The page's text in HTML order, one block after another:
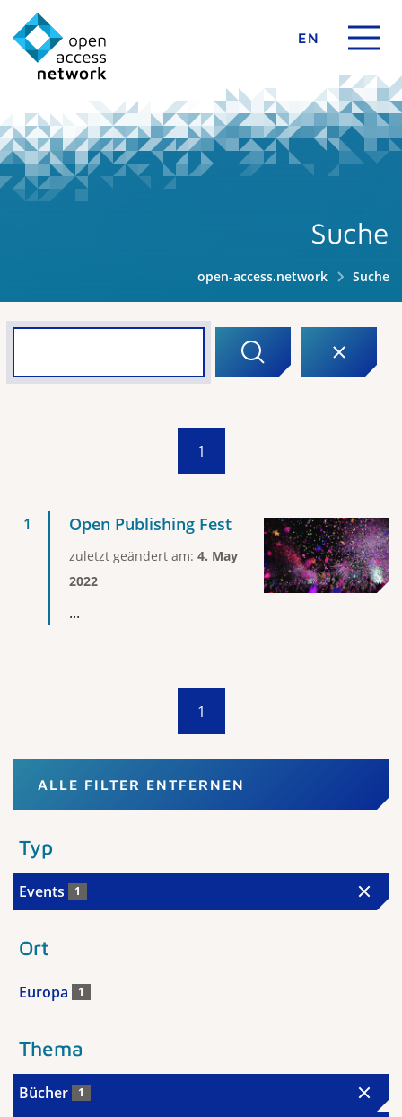
EN
Suche
open-access.network Suche
1
Open Publishing Fest
zuletzt geändert am: 4. May
2022
...
1
ALLE FILTER ENTFERNEN
Typ
Events 1
Ort
Europa 1
Thema
Bücher 1